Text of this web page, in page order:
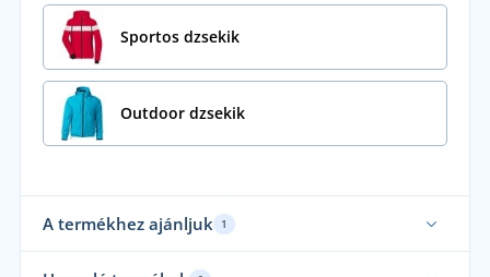
Sportos dzsekik
Outdoor dzsekik
A termékhez ajánljuk 1